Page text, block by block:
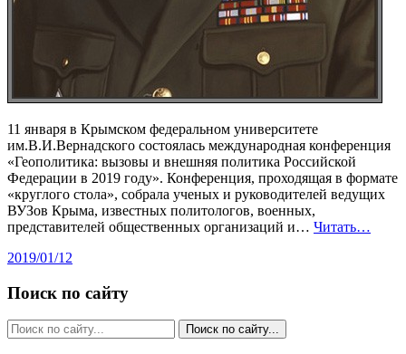
11 января в Крымском федеральном университете
им.В.И.Вернадского состоялась международная конференция
«Геополитика: вызовы и внешняя политика Российской
Федерации в 2019 году». Конференция, проходящая в формате
«круглого стола», собрала ученых и руководителей ведущих
ВУЗов Крыма, известных политологов, военных,
представителей общественных организаций и… Читать…
2019/01/12
Поиск по сайту